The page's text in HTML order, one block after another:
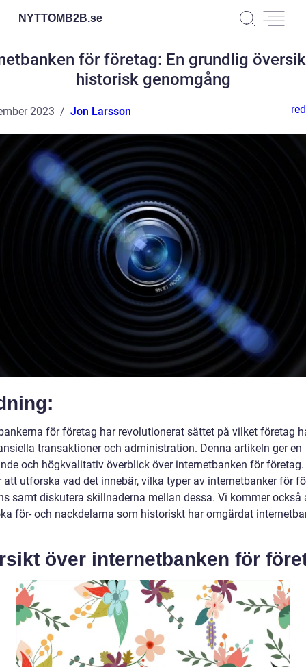
NYTTOMB2B.se
för företag: En grundlig
historisk genomgång
2023 Jon Larsson
för företag har revolutionerat sättet på vilket företag
transaktioner och administration. Denna artikeln ger en
och högkvalitativ överblick över internetbanken för företag.
att utforska vad det innebär, vilka typer av internetbanker för
samt diskutera skillnaderna mellan dessa. Vi kommer också
för- och nackdelarna som historiskt har omgärdat
över internetbanken för